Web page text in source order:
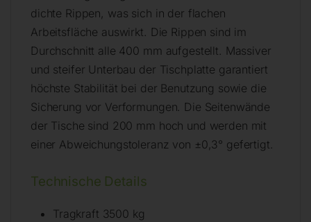
dichte Rippen, was sich in der flachen
Arbeitsfläche auswirkt. Die Rippen sind im
Durchschnitt alle 400 mm aufgestellt. Massiver
und steifer Unterbau der Tischplatte garantiert
höchste Stabilität bei der Benutzung sowie die
Sicherung vor Verformungen. Die Seitenwände
der Tische sind 200 mm hoch und werden mit
einer Abweichungstoleranz von ±0,3° gefertigt.
Technische Details
Tragkraft 3500 kg